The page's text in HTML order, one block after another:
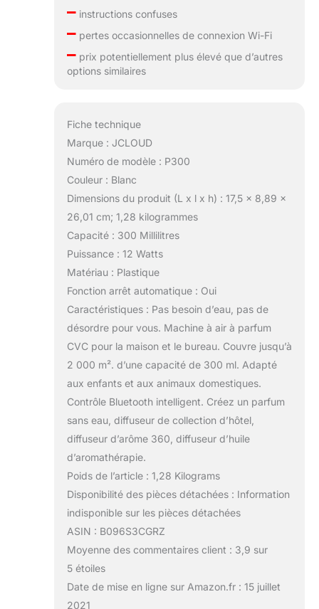
–instructions confuses
–pertes occasionnelles de connexion Wi-Fi
–prix potentiellement plus élevé que d’autres
options similaires
Fiche technique
Marque : JCLOUD
Numéro de modèle : P300
Couleur : Blanc
Dimensions du produit (L x l x h) : 17,5 x 8,89 x
26,01 cm; 1,28 kilogrammes
Capacité : 300 Millilitres
Puissance : 12 Watts
Matériau : Plastique
Fonction arrêt automatique : Oui
Caractéristiques : Pas besoin d’eau, pas de
désordre pour vous. Machine à air à parfum
CVC pour la maison et le bureau. Couvre jusqu’à
2 000 m². d’une capacité de 300 ml. Adapté
aux enfants et aux animaux domestiques.
Contrôle Bluetooth intelligent. Créez un parfum
sans eau, diffuseur de collection d’hôtel,
diffuseur d’arôme 360, diffuseur d’huile
d’aromathérapie.
Poids de l’article : 1,28 Kilograms
Disponibilité des pièces détachées : Information
indisponible sur les pièces détachées
ASIN : B096S3CGRZ
Moyenne des commentaires client : 3,9 sur
5 étoiles
Date de mise en ligne sur Amazon.fr : 15 juillet
2021